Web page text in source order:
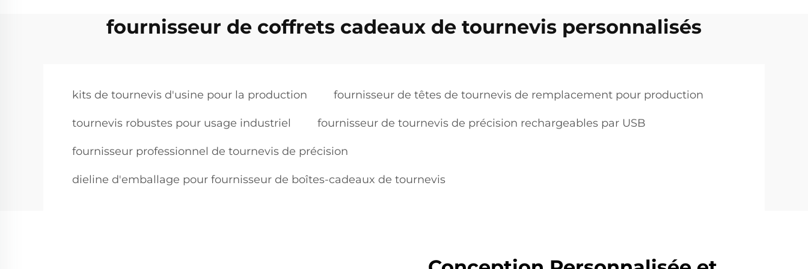
fournisseur de coffrets cadeaux de tournevis personnalisés
kits de tournevis d'usine pour la production fournisseur de têtes de tournevis de remplacement pour production
tournevis robustes pour usage industriel fournisseur de tournevis de précision rechargeables par USB
fournisseur professionnel de tournevis de précision
dieline d'emballage pour fournisseur de boîtes-cadeaux de tournevis